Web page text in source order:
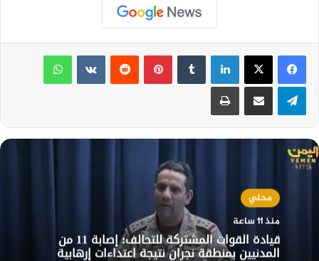
لينكدإن بينتيريست
واتساب
تيلقرام مشاركة عبر البريد طباعة
محلي
منذ 11 ساعة
قيادة القوات المشتركة للتحالف: إصابة 11 من
المدنيين بمنطقة نجران نتيجة اعتداءات إرهابية